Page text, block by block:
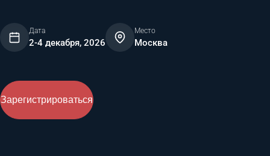
Дата
2-4 декабря, 2026
Место
Москва
Зарегистрироваться